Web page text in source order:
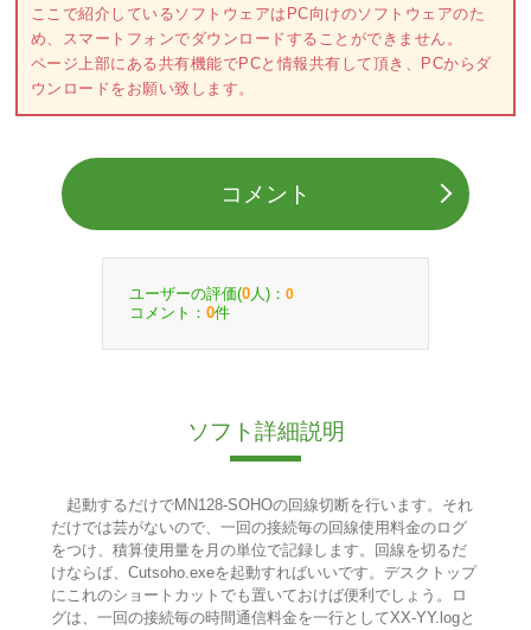
ここで紹介しているソフトウェアはPC向けのソフトウェアのた
め、スマートフォンでダウンロードすることができません。
ページ上部にある共有機能でPCと情報共有して頂き、PCからダ
ウンロードをお願い致します。
コメント
ユーザーの評価(0 人)： 0
コメント： 0件
ソフト詳細説明
起動するだけでMN128-SOHOの回線切断を行います。それ
だけでは芸がないので、一回の接続毎の回線使用料金のログ
をつけ、積算使用量を月の単位で記録します。回線を切るだ
けならば、Cutsoho.exeを起動すればいいです。デスクトップ
にこれのショートカットでも置いておけば便利でしょう。ロ
グは、一回の接続毎の時間通信料金を一行としてXX-YY.logと